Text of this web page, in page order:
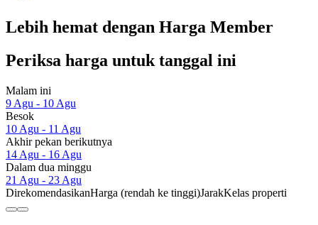
Lebih hemat dengan Harga Member
Periksa harga untuk tanggal ini
Malam ini
9 Agu - 10 Agu
Besok
10 Agu - 11 Agu
Akhir pekan berikutnya
14 Agu - 16 Agu
Dalam dua minggu
21 Agu - 23 Agu
DirekomendasikanHarga (rendah ke tinggi)JarakKelas properti